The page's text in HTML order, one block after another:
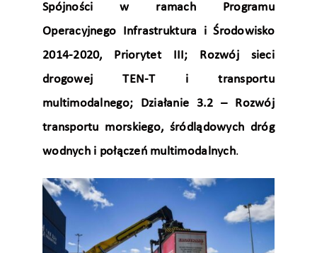
Spójności w ramach Programu
Operacyjnego Infrastruktura i Środowisko
2014-2020, Priorytet III; Rozwój sieci
drogowej TEN-T i transportu
multimodalnego; Działanie 3.2 – Rozwój
transportu morskiego, śródlądowych dróg
wodnych i połączeń multimodalnych.